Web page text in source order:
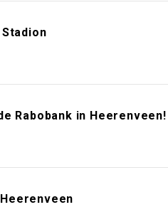
Rabobank in Heerenveen!